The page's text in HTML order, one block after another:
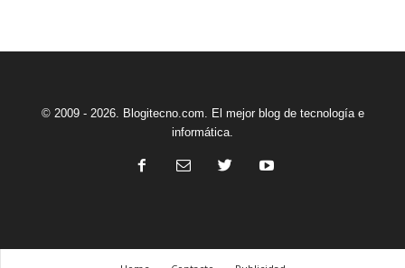
© 2009 - 2026. Blogitecno.com. El mejor blog de tecnología e
informática.